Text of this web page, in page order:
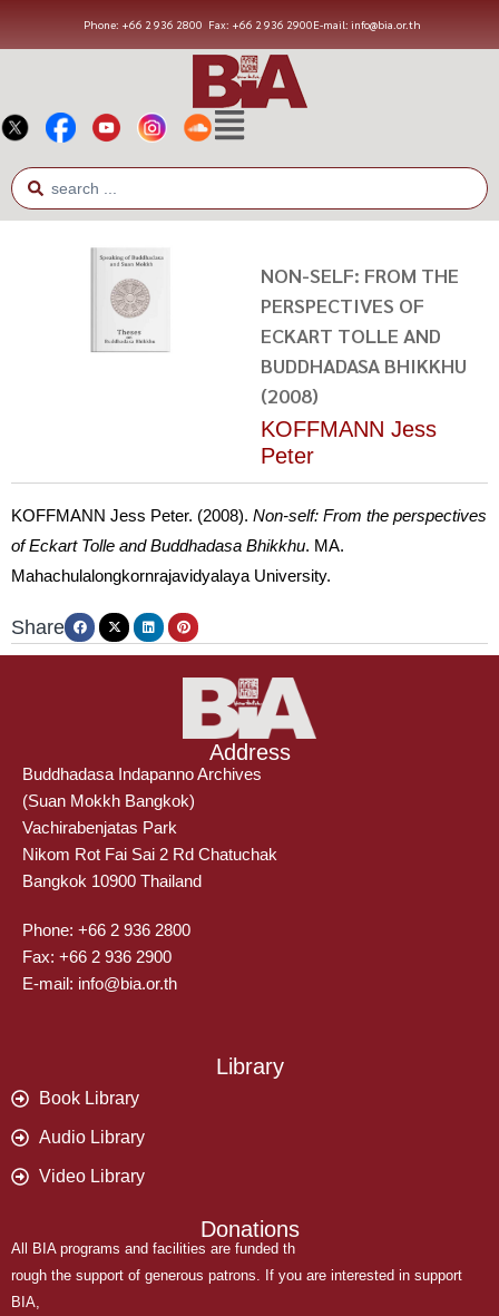
Phone: +66 2 936 2800 Fax: +66 2 936 2900E-mail: info@bia.or.th
NON-SELF: FROM THE
PERSPECTIVES OF
ECKART TOLLE AND
BUDDHADASA BHIKKHU
(2008)
KOFFMANN Jess
Peter
KOFFMANN Jess Peter. (2008). Non-self: From the perspectives
of Eckart Tolle and Buddhadasa Bhikkhu. MA.
Mahachulalongkornrajavidyalaya University.
Share
Address
Buddhadasa Indapanno Archives
(Suan Mokkh Bangkok)
Vachirabenjatas Park
Nikom Rot Fai Sai 2 Rd Chatuchak
Bangkok 10900 Thailand
Phone: +66 2 936 2800
Fax: +66 2 936 2900
E-mail: info@bia.or.th
Library
Book Library
Audio Library
Video Library
Donations
All BIA programs and facilities are funded th
rough the support of generous patrons. If you are interested in support
BIA,